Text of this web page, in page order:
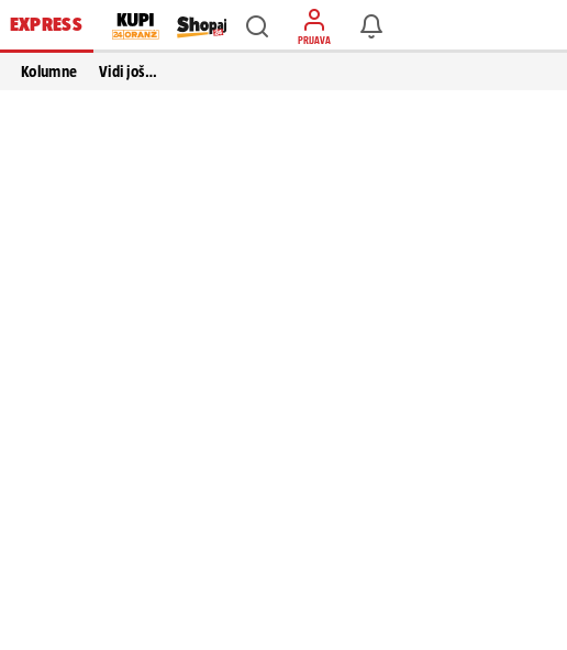
EXPRESS
PRIJAVA
Kolumne Vidi još…